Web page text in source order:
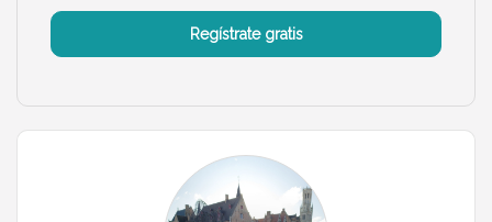
Entrenador Asistente
Regístrate gratis